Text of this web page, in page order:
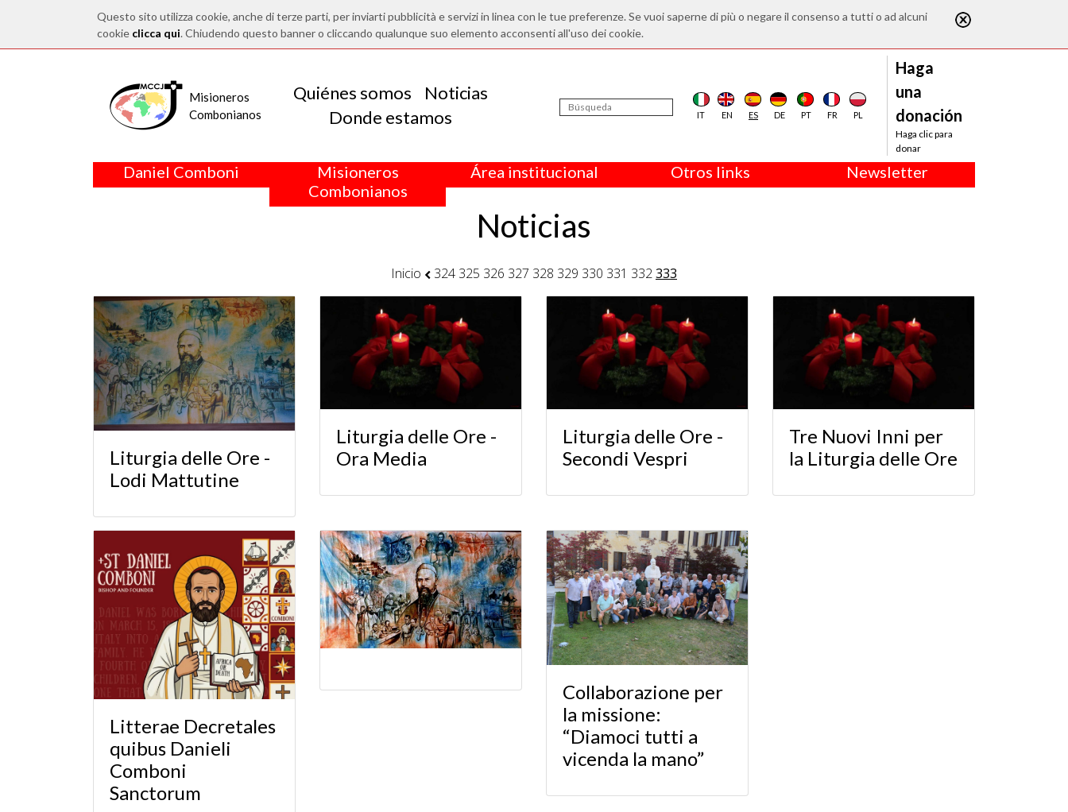
Questo sito utilizza cookie, anche di terze parti, per inviarti pubblicità e servizi in linea con le tue preferenze. Se vuoi saperne di più o negare il consenso a tutti o ad alcuni
cookie clicca qui. Chiudendo questo banner o cliccando qualunque suo elemento acconsenti all'uso dei cookie.
Misioneros
Combonianos
Quiénes somos
Noticias
Donde estamos
IT EN ES DE PT FR PL
Haga
una
donación
Haga clic para
donar
Daniel Comboni
Misioneros
Combonianos
Área institucional Otros links Newsletter
Noticias
Inicio 324 325 326 327 328 329 330 331 332333
Liturgia delle Ore -
Lodi Mattutine
Liturgia delle Ore -
Ora Media
Liturgia delle Ore -
Secondi Vespri
Tre Nuovi Inni per
la Liturgia delle Ore
Litterae Decretales
quibus Danieli
Comboni
Sanctorum
Collaborazione per
la missione:
“Diamoci tutti a
vicenda la mano”